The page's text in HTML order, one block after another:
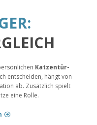
Katzentür-
entscheiden, hängt von
ab. Zusätzlich spielt
eine Rolle.